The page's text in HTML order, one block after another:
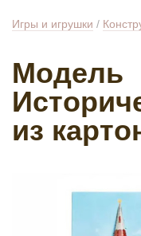
Игры и игрушки /
Модель
из